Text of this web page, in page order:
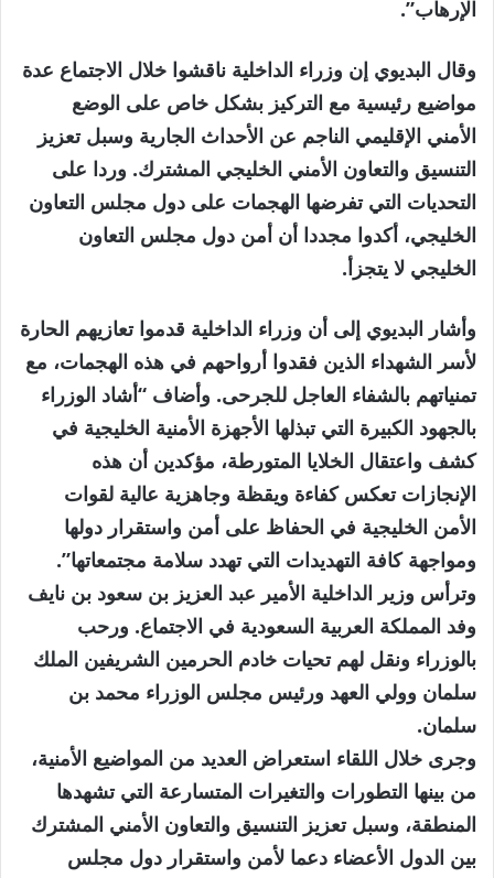
الإرهاب”.
وقال البديوي إن وزراء الداخلية ناقشوا خلال الاجتماع عدة
مواضيع رئيسية مع التركيز بشكل خاص على الوضع
الأمني ​​الإقليمي الناجم عن الأحداث الجارية وسبل تعزيز
التنسيق والتعاون الأمني ​​الخليجي المشترك. وردا على
التحديات التي تفرضها الهجمات على دول مجلس التعاون
الخليجي، أكدوا مجددا أن أمن دول مجلس التعاون
الخليجي لا يتجزأ.
وأشار البديوي إلى أن وزراء الداخلية قدموا تعازيهم الحارة
لأسر الشهداء الذين فقدوا أرواحهم في هذه الهجمات، مع
تمنياتهم بالشفاء العاجل للجرحى. وأضاف “أشاد الوزراء
بالجهود الكبيرة التي تبذلها الأجهزة الأمنية الخليجية في
كشف واعتقال الخلايا المتورطة، مؤكدين أن هذه
الإنجازات تعكس كفاءة ويقظة وجاهزية عالية لقوات
الأمن الخليجية في الحفاظ على أمن واستقرار دولها
ومواجهة كافة التهديدات التي تهدد سلامة مجتمعاتها”.
وترأس وزير الداخلية الأمير عبد العزيز بن سعود بن نايف
وفد المملكة العربية السعودية في الاجتماع. ورحب
بالوزراء ونقل لهم تحيات خادم الحرمين الشريفين الملك
سلمان وولي العهد ورئيس مجلس الوزراء محمد بن
سلمان.
وجرى خلال اللقاء استعراض العديد من المواضيع الأمنية،
من بينها التطورات والتغيرات المتسارعة التي تشهدها
المنطقة، وسبل تعزيز التنسيق والتعاون الأمني ​​المشترك
بين الدول الأعضاء دعما لأمن واستقرار دول مجلس